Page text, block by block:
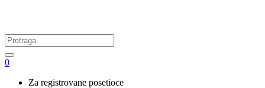
Search
for:
0
Za registrovane posetioce